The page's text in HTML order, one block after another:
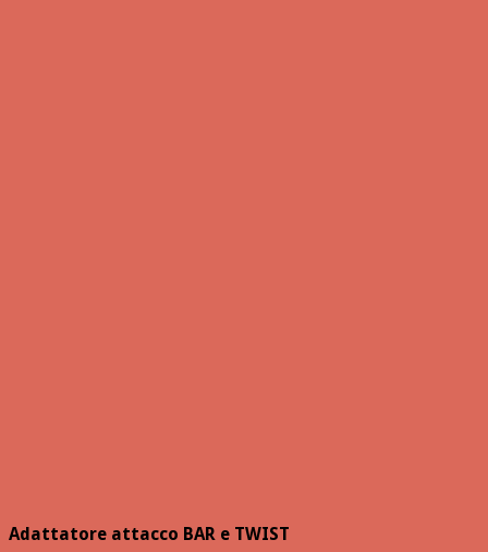
Adattatore attacco BAR e TWIST